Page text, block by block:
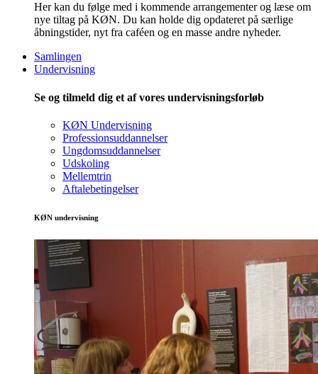
Her kan du følge med i kommende arrangementer og læse om
nye tiltag på KØN. Du kan holde dig opdateret på særlige
åbningstider, nyt fra caféen og en masse andre nyheder.
Samlingen
Undervisning
Se og tilmeld dig et af vores undervisningsforløb
KØN Undervisning
Professionsuddannelser
Ungdomsuddannelser
Udskoling
Mellemtrin
Aftalebetingelser
KØN undervisning